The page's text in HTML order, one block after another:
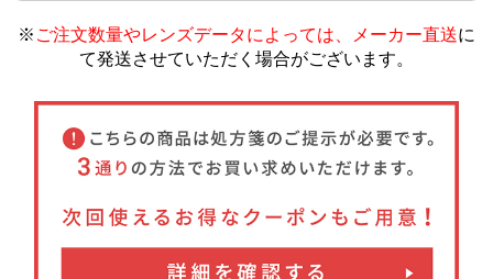
※ ご注文数量やレンズデータによっては、メーカー直送に
て発送させていただく場合がございます。